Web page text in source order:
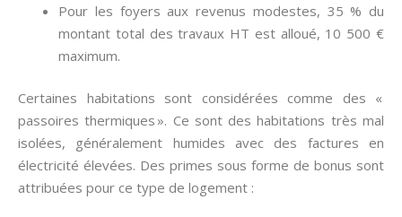
Pour les foyers aux revenus modestes, 35 % du
montant total des travaux HT est alloué, 10 500 €
maximum.
Certaines habitations sont considérées comme des «
passoires thermiques ». Ce sont des habitations très mal
isolées, généralement humides avec des factures en
électricité élevées. Des primes sous forme de bonus sont
attribuées pour ce type de logement :